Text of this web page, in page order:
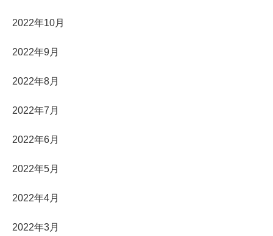
2022年10月
2022年9月
2022年8月
2022年7月
2022年6月
2022年5月
2022年4月
2022年3月